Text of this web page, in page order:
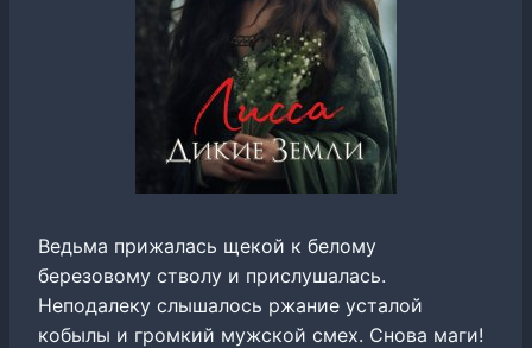
Ведьма прижалась щекой к белому
березовому стволу и прислушалась.
Неподалеку слышалось ржание усталой
кобылы и громкий мужской смех. Снова маги!